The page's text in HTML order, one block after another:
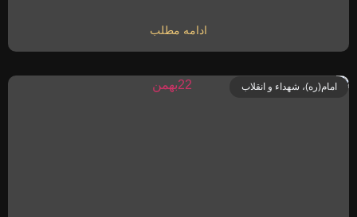
ادامه مطلب
امام(ره)، شهداء و انقلاب